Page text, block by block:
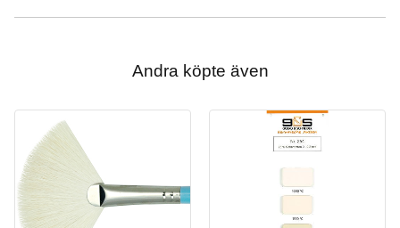
Andra köpte även